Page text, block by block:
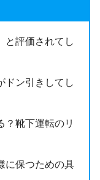
と評価されてし
ドン引きしてし
？靴下運転のリ
に保つための具